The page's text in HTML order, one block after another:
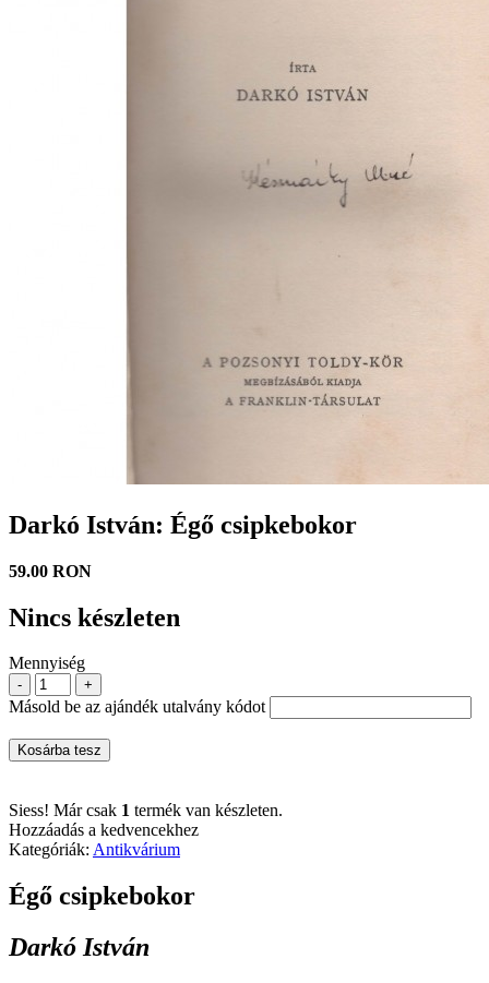
Darkó István: Égő csipkebokor
59.00 RON
Nincs készleten
Mennyiség
- +
Másold be az ajándék utalvány kódot
Kosárba tesz
Siess! Már csak 1 termék van készleten.
Hozzáadás a kedvencekhez
Kategóriák: Antikvárium
Égő csipkebokor
Darkó István